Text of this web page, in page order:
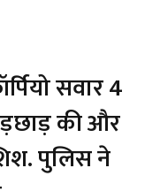
सवार 4
की और
पुलिस ने